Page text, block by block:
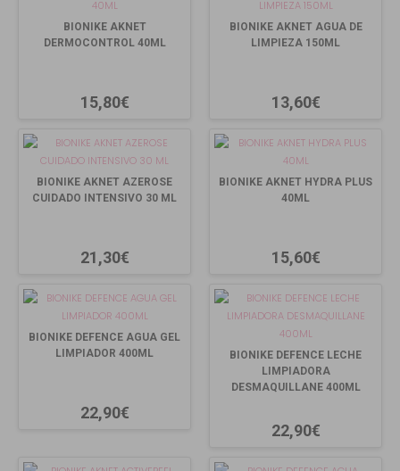
BIONIKE AKNET
DERMOCONTROL 40ML
15,80€
BIONIKE AKNET AGUA DE
LIMPIEZA 150ML
13,60€
BIONIKE AKNET AZEROSE
CUIDADO INTENSIVO 30 ML
21,30€
BIONIKE AKNET HYDRA PLUS
40ML
15,60€
BIONIKE DEFENCE AGUA GEL
LIMPIADOR 400ML
22,90€
BIONIKE DEFENCE LECHE
LIMPIADORA
DESMAQUILLANE 400ML
22,90€